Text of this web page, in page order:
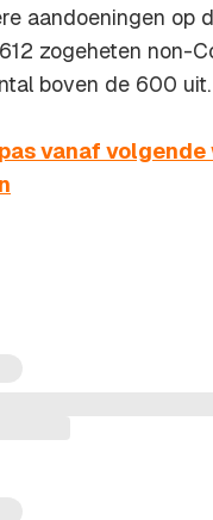
aandoeningen op
zogeheten non-
boven de 600 uit.
vanaf